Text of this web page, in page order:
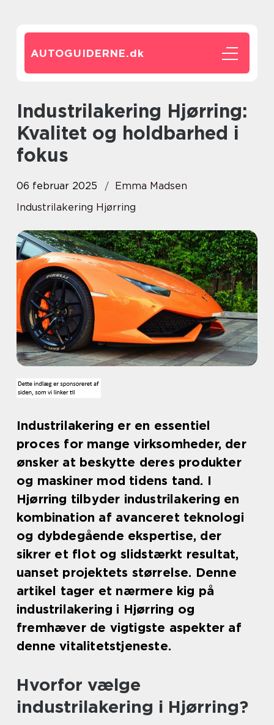
AUTOGUIDERNE.dk
Industrilakering Hjørring:
Kvalitet og holdbarhed i
fokus
06 februar 2025
Emma Madsen
Industrilakering Hjørring
Industrilakering er en essentiel
proces for mange virksomheder, der
ønsker at beskytte deres produkter
og maskiner mod tidens tand. I
Hjørring tilbyder industrilakering en
kombination af avanceret teknologi
og dybdegående ekspertise, der
sikrer et flot og slidstærkt resultat,
uanset projektets størrelse. Denne
artikel tager et nærmere kig på
industrilakering i Hjørring og
fremhæver de vigtigste aspekter af
denne vitalitetstjeneste.
Hvorfor vælge
industrilakering i Hjørring?